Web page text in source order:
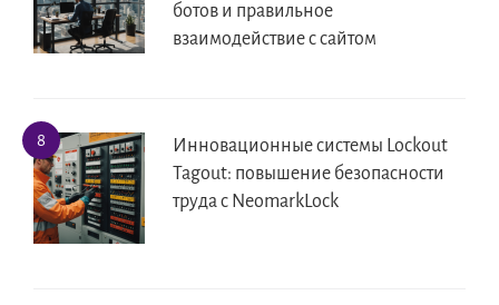
ботов и правильное
взаимодействие с сайтом
Инновационные системы Lockout
Tagout: повышение безопасности
труда с NeomarkLock